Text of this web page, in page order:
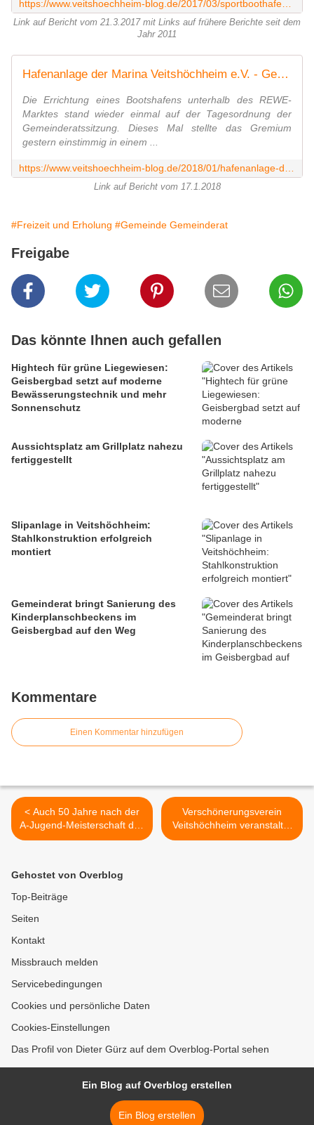
Link auf Bericht vom 21.3.2017 mit Links auf frühere Berichte seit dem
Jahr 2011
Hafenanlage der Marina Veitshöchheim e.V. - Gemeinderat stellte Pachtvertrag für Nebenanlagen in Aussicht - Veitshöchheim News
Die Errichtung eines Bootshafens unterhalb des REWE-
Marktes stand wieder einmal auf der Tagesordnung der
Gemeinderatssitzung. Dieses Mal stellte das Gremium
gestern einstimmig in einem ...
Link auf Bericht vom 17.1.2018
#Freizeit und Erholung #Gemeinde Gemeinderat
Freigabe
Das könnte Ihnen auch gefallen
Hightech für grüne Liegewiesen:
Geisbergbad setzt auf moderne
Bewässerungstechnik und mehr
Sonnenschutz
Aussichtsplatz am Grillplatz nahezu
fertiggestellt
Slipanlage in Veitshöchheim:
Stahlkonstruktion erfolgreich
montiert
Gemeinderat bringt Sanierung des
Kinderplanschbeckens im
Geisbergbad auf den Weg
Kommentare
Einen Kommentar hinzufügen
< Auch 50 Jahre nach der
A-Jugend-Meisterschaft des
SVV noch eine
Jubiläumstreffen der
gealterten Kicker im
Naturfreundehaus
Verschönerungsverein
Veitshöchheim veranstaltet
zum 125jährigem Jubiläum
Gehostet von Overblog
Top-Beiträge
Seiten
Kontakt
Missbrauch melden
Servicebedingungen
Cookies und persönliche Daten
Cookies-Einstellungen
Das Profil von Dieter Gürz auf dem Overblog-Portal sehen
Ein Blog auf Overblog erstellen
Ein Blog erstellen